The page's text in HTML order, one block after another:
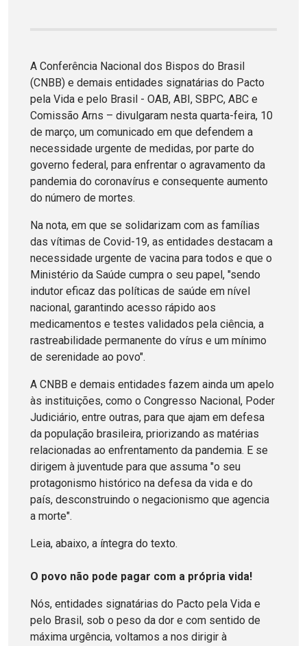
A Conferência Nacional dos Bispos do Brasil
(CNBB) e demais entidades signatárias do Pacto
pela Vida e pelo Brasil - OAB, ABI, SBPC, ABC e
Comissão Arns – divulgaram nesta quarta-feira, 10
de março, um comunicado em que defendem a
necessidade urgente de medidas, por parte do
governo federal, para enfrentar o agravamento da
pandemia do coronavírus e consequente aumento
do número de mortes.
Na nota, em que se solidarizam com as famílias
das vítimas de Covid-19, as entidades destacam a
necessidade urgente de vacina para todos e que o
Ministério da Saúde cumpra o seu papel, "sendo
indutor eficaz das políticas de saúde em nível
nacional, garantindo acesso rápido aos
medicamentos e testes validados pela ciência, a
rastreabilidade permanente do vírus e um mínimo
de serenidade ao povo".
A CNBB e demais entidades fazem ainda um apelo
às instituições, como o Congresso Nacional, Poder
Judiciário, entre outras, para que ajam em defesa
da população brasileira, priorizando as matérias
relacionadas ao enfrentamento da pandemia. E se
dirigem à juventude para que assuma "o seu
protagonismo histórico na defesa da vida e do
país, desconstruindo o negacionismo que agencia
a morte".
Leia, abaixo, a íntegra do texto.
O povo não pode pagar com a própria vida!
Nós, entidades signatárias do Pacto pela Vida e
pelo Brasil, sob o peso da dor e com sentido de
máxima urgência, voltamos a nos dirigir à